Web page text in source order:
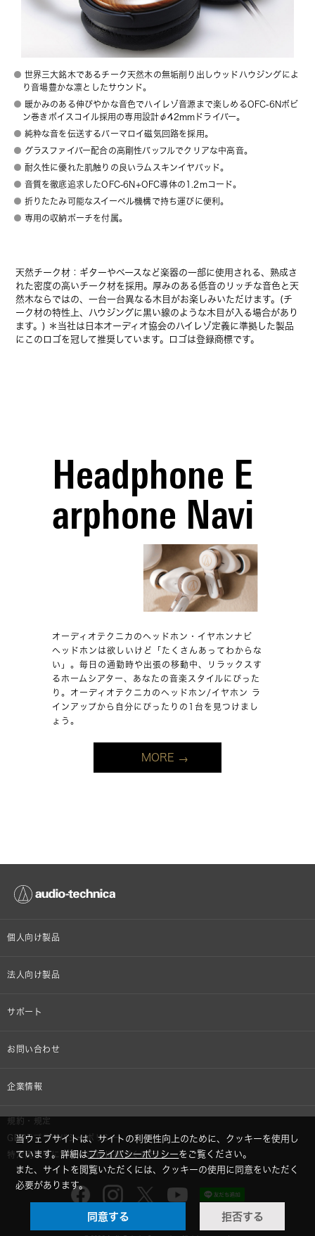
世界三大銘木であるチーク天然木の無垢削り出しウッドハウジングによ
り音場豊かな凛としたサウンド。
暖かみのある伸びやかな音色でハイレゾ音源まで楽しめるOFC-6Nボビ
ン巻きボイスコイル採用の専用設計φ42mmドライバー。
純粋な音を伝送するパーマロイ磁気回路を採用。
グラスファイバー配合の高剛性バッフルでクリアな中高音。
耐久性に優れた肌触りの良いラムスキンイヤパッド。
音質を徹底追求したOFC-6N+OFC導体の1.2mコード。
折りたたみ可能なスイーベル機構で持ち運びに便利。
専用の収納ポーチを付属。
天然チーク材：ギターやベースなど楽器の一部に使用される、熟成さ
れた密度の高いチーク材を採用。厚みのある低音のリッチな音色と天
然木ならではの、一台一台異なる木目がお楽しみいただけます。(チ
ーク材の特性上、ハウジングに黒い線のような木目が入る場合があり
ます。) ＊当社は日本オーディオ協会のハイレゾ定義に準拠した製品
にこのロゴを冠して推奨しています。ロゴは登録商標です。
Headphone E
arphone Navi
オーディオテクニカのヘッドホン・イヤホンナビ
ヘッドホンは欲しいけど「たくさんあってわからな
い」。毎日の通勤時や出張の移動中、リラックスす
るホームシアター、あなたの音楽スタイルにぴった
り。オーディオテクニカのヘッドホン/イヤホン ラ
インアップから自分にぴったりの1台を見つけまし
ょう。
MORE
個人向け製品
オンラインストア限定
車載製品
部品/付属品
法人向け製品
設備音響機器
半導体レーザー応用製品
サポート
個人向け製品サポート
お問い合わせ
その他、メディア 取材関連等のお問い合わせ
企業情報
株式会社オーディオテクニカ
採用情報
GLOBAL-オーディオテクニカ
audio-technica MIMIO
規約・規定
GDPRプライバシーポリシー
特定商取引に関する法律に基づく表示
当ウェブサイトは、サイトの利便性向上のために、クッキーを使用し
ています。詳細はプライバシーポリシーをご覧ください。
また、サイトを閲覧いただくには、クッキーの使用に同意をいただく
必要があります。
同意する 拒否する